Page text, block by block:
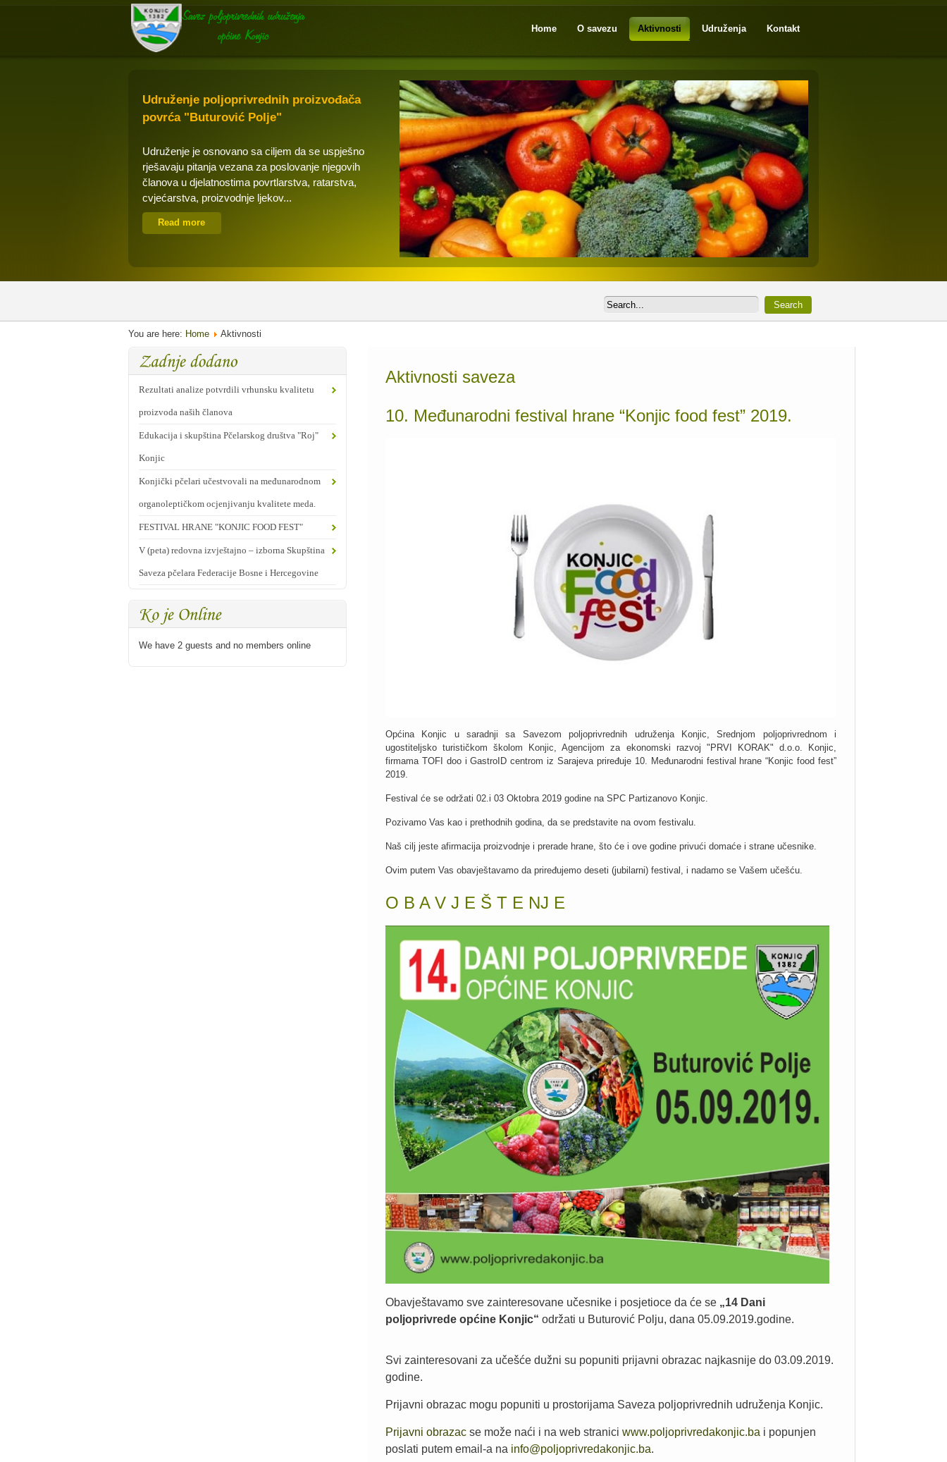
Home O savezu Aktivnosti Udruženja Kontakt
Udruženje poljoprivrednih proizvođača
povrća "Buturović Polje"
Udruženje je osnovano sa ciljem da se uspješno
rješavaju pitanja vezana za poslovanje njegovih
članova u djelatnostima povrtlarstva, ratarstva,
cvjećarstva, proizvodnje ljekov...
Read more
You are here: Home Aktivnosti
Rezultati analize potvrdili vrhunsku kvalitetu
proizvoda naših članova
Edukacija i skupština Pčelarskog društva "Roj"
Konjic
Konjički pčelari učestvovali na međunarodnom
organoleptičkom ocjenjivanju kvalitete meda.
FESTIVAL HRANE "KONJIC FOOD FEST"
V (peta) redovna izvještajno – izborna Skupština
Saveza pčelara Federacije Bosne i Hercegovine
We have 2 guests and no members online
Aktivnosti saveza
10. Međunarodni festival hrane “Konjic food fest” 2019.
Općina Konjic u saradnji sa Savezom poljoprivrednih udruženja Konjic, Srednjom poljoprivrednom i
ugostiteljsko turističkom školom Konjic, Agencijom za ekonomski razvoj "PRVI KORAK" d.o.o. Konjic,
firmama TOFI doo i GastroID centrom iz Sarajeva priređuje 10. Međunarodni festival hrane “Konjic food fest”
2019.
Festival će se održati 02.i 03 Oktobra 2019 godine na SPC Partizanovo Konjic.
Pozivamo Vas kao i prethodnih godina, da se predstavite na ovom festivalu.
Naš cilj jeste afirmacija proizvodnje i prerade hrane, što će i ove godine privući domaće i strane učesnike.
Ovim putem Vas obavještavamo da priređujemo deseti (jubilarni) festival, i nadamo se Vašem učešću.
O B A V J E Š T E NJ E
Obavještavamo sve zainteresovane učesnike i posjetioce da će se „14 Dani
poljoprivrede općine Konjic“ održati u Buturović Polju, dana 05.09.2019.godine.
Svi zainteresovani za učešće dužni su popuniti prijavni obrazac najkasnije do 03.09.2019.
godine.
Prijavni obrazac mogu popuniti u prostorijama Saveza poljoprivrednih udruženja Konjic.
Prijavni obrazac se može naći i na web stranici www.poljoprivredakonjic.ba i popunjen
poslati putem email-a na info@poljoprivredakonjic.ba.